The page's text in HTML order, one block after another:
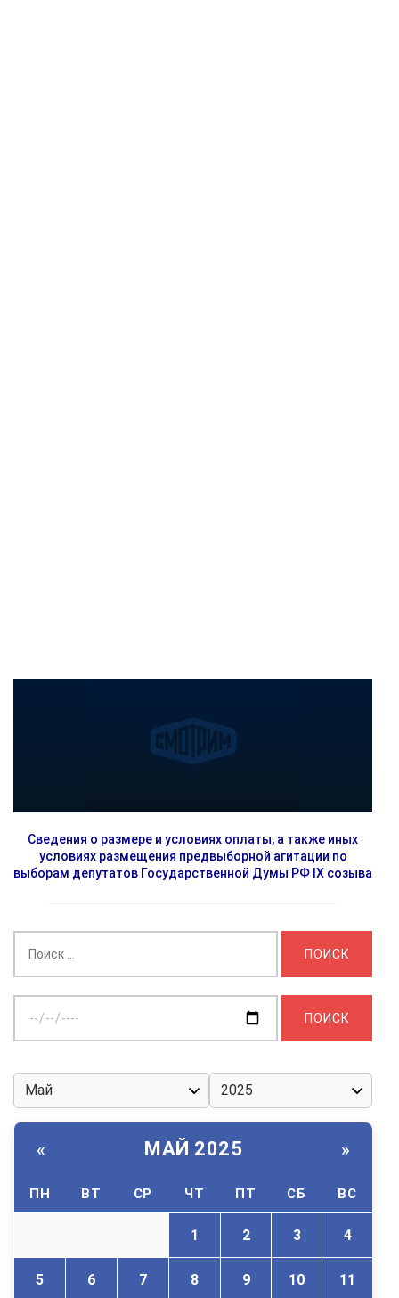
Сведения о размере и условиях оплаты, а также иных
условиях размещения предвыборной агитации по
выборам депутатов Государственной Думы РФ IX созыва
дату:
« МАЙ 2025 »
ПН ВТ СР ЧТ ПТ СБ ВС
1 2 3 4
5 6 7 8 9 10 11